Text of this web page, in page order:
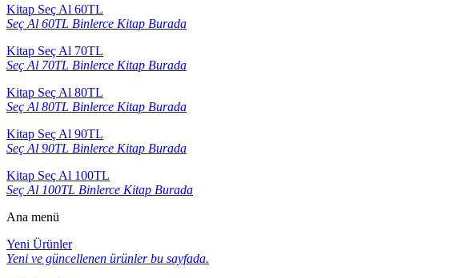
Kitap Seç Al 60TL
Seç Al 60TL Binlerce Kitap Burada
Kitap Seç Al 70TL
Seç Al 70TL Binlerce Kitap Burada
Kitap Seç Al 80TL
Seç Al 80TL Binlerce Kitap Burada
Kitap Seç Al 90TL
Seç Al 90TL Binlerce Kitap Burada
Kitap Seç Al 100TL
Seç Al 100TL Binlerce Kitap Burada
Ana menü
Yeni Ürünler
Yeni ve güncellenen ürünler bu sayfada.